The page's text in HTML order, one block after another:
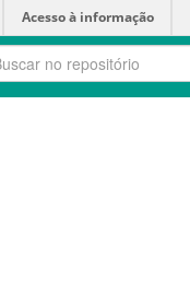
Acesso à informação